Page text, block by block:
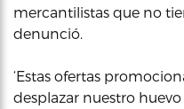
mercantilistas que no
denunció.
‘Estas ofertas
desplazar nuestro huevo